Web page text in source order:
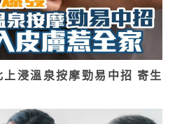
浸溫泉按摩勁易中招 寄生